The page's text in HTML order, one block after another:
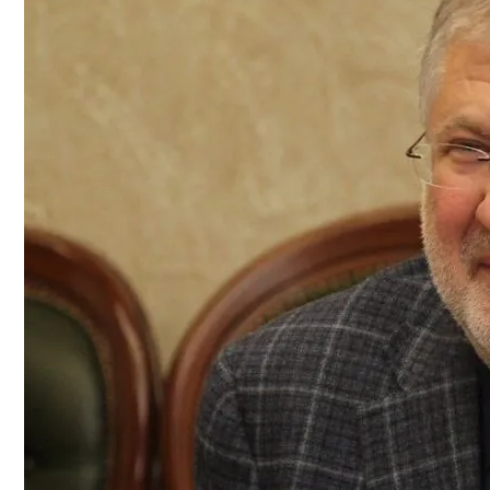
На Какую Зарплату Могут
Вредно, Но Выгодно: В США Запрет На
Стало Известно, Сколько Бойцов ВСУ